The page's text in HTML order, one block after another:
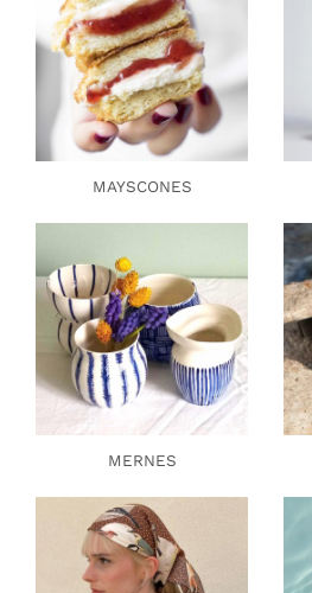
MAYSCONES
MERNES